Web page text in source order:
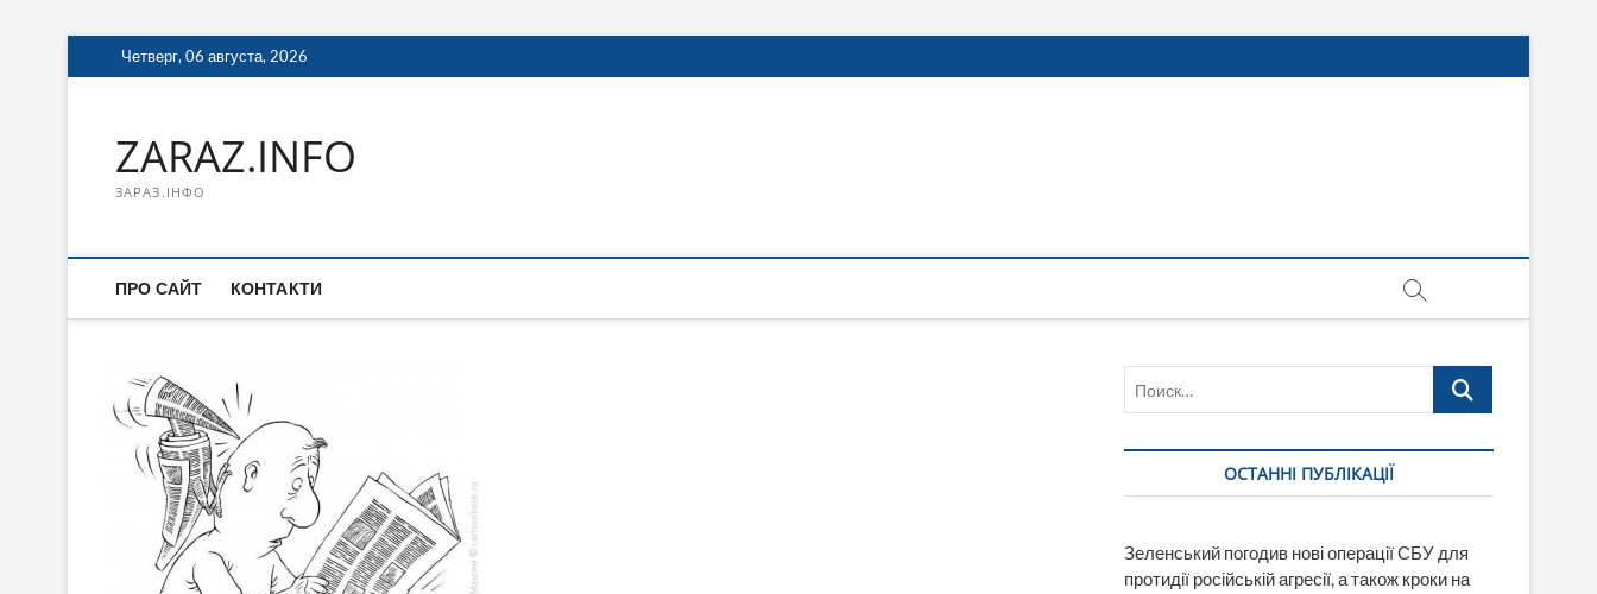
Перейти
к
Четверг, 06 августа, 2026
ZARAZ.INFO
ЗАРАЗ.ІНФО
ПРО САЙТ КОНТАКТИ
Поиск…
ОСТАННІ ПУБЛІКАЦІЇ
Зеленський погодив нові операції СБУ для
протидії російській агресії, а також кроки на